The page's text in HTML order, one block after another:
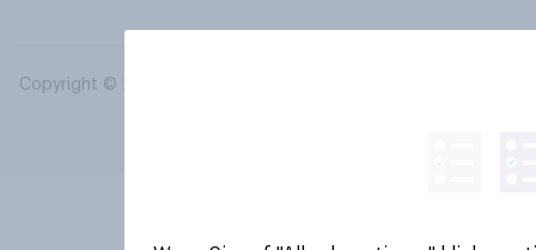
Copyright © 2026 YouGov PLC. Alle Rechte vorbehalten.